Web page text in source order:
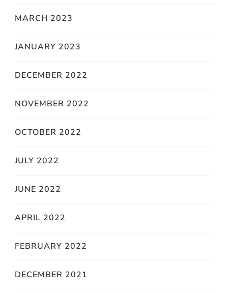
MARCH 2023
JANUARY 2023
DECEMBER 2022
NOVEMBER 2022
OCTOBER 2022
JULY 2022
JUNE 2022
APRIL 2022
FEBRUARY 2022
DECEMBER 2021